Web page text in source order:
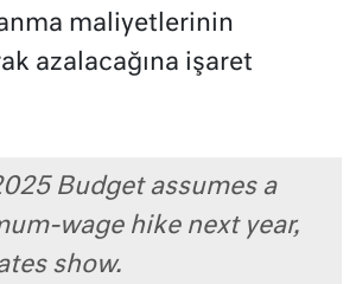
maliyetlerinin
azalacağına işaret
Budget assumes a
wage hike next year,
show.